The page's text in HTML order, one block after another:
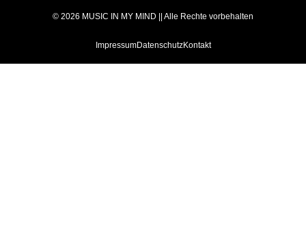
© 2026 MUSIC IN MY MIND || Alle Rechte vorbehalten
ImpressumDatenschutzKontakt